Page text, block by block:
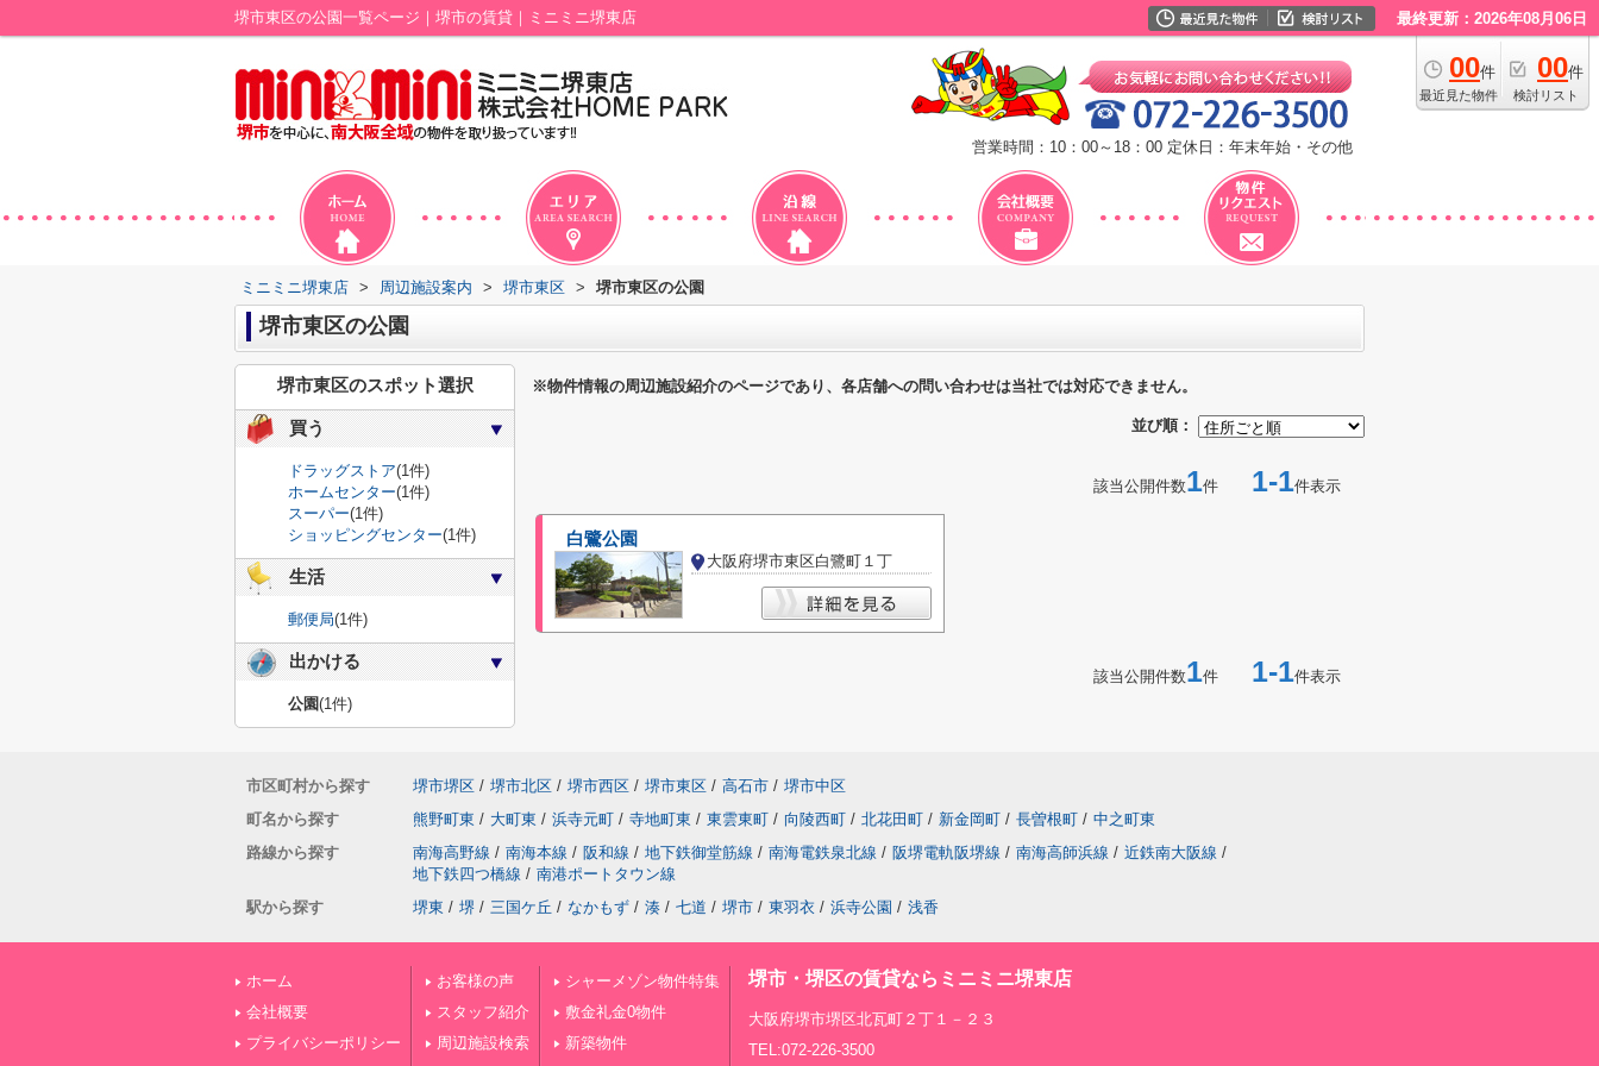
堺市東区の公園一覧ページ｜堺市の賃貸｜ミニミニ堺東店 最終更新：2026年08月06日
00件
最近見た物件
00件
検討リスト
営業時間：10：00～18：00 定休日：年末年始・その他
ミニミニ堺東店 > 周辺施設案内 > 堺市東区 > 堺市東区の公園
堺市東区の公園
※物件情報の周辺施設紹介のページであり、各店舗への問い合わせは当社では対応できません。
並び順：
該当公開件数1件 1-1件表示
白鷺公園
大阪府堺市東区白鷺町１丁
該当公開件数1件 1-1件表示
堺市東区のスポット選択
買う
ドラッグストア(1件)
ホームセンター(1件)
スーパー(1件)
ショッピングセンター(1件)
生活
郵便局(1件)
出かける
公園(1件)
市区町村から探す 堺市堺区 / 堺市北区 / 堺市西区 / 堺市東区 / 高石市 / 堺市中区
町名から探す
熊野町東 / 大町東 / 浜寺元町 / 寺地町東 / 東雲東町 / 向陵西町 / 北花田町 / 新金岡町 / 長曽根町 / 中之町東
路線から探す
南海高野線 / 南海本線 / 阪和線 / 地下鉄御堂筋線 / 南海電鉄泉北線 / 阪堺電軌阪堺線 / 南海高師浜線 / 近鉄南大阪線 /
地下鉄四つ橋線 / 南港ポートタウン線
駅から探す
堺東 / 堺 / 三国ケ丘 / なかもず / 湊 / 七道 / 堺市 / 東羽衣 / 浜寺公園 / 浅香
ホーム
会社概要
プライバシーポリシー
お客様の声
スタッフ紹介
周辺施設検索
シャーメゾン物件特集
敷金礼金0物件
新築物件
堺市・堺区の賃貸ならミニミニ堺東店
大阪府堺市堺区北瓦町２丁１－２３
TEL:072-226-3500